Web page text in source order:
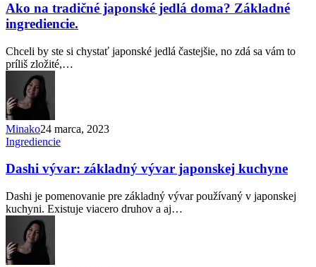
Ako na tradičné japonské jedlá doma? Základné
ingrediencie.
Chceli by ste si chystať japonské jedlá častejšie, no zdá sa vám to
príliš zložité,…
Minako24 marca, 2023
Ingrediencie
Dashi vývar: základný vývar japonskej kuchyne
Dashi je pomenovanie pre základný vývar používaný v japonskej
kuchyni. Existuje viacero druhov a aj…